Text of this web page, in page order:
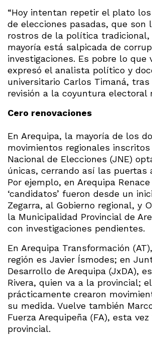
“Hoy intentan repetir el plato
de elecciones pasadas, que son
rostros de la política tradicional,
mayoría está salpicada de
investigaciones. Es pobre lo que
expresó el analista político y
universitario Carlos Timaná, tras
revisión a la coyuntura electoral
Cero renovaciones
En Arequipa, la mayoría de los
movimientos regionales
Nacional de Elecciones (JNE)
únicas, cerrando así las puertas
Por ejemplo, en Arequipa
‘candidatos’ fueron desde un
Zegarra, al Gobierno regional, y
la Municipalidad Provincial de
con investigaciones pendientes.
En Arequipa Transformación
región es Javier Ísmodes; en
Desarrollo de Arequipa (JxDA),
Rivera, quien va a la provincial;
prácticamente crearon
su medida. Vuelve también
Fuerza Arequipeña (FA), esta
provincial.